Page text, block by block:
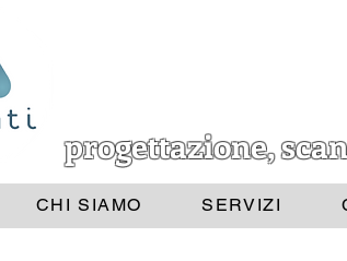
progettazione,
CHI SIAMO SERVIZI